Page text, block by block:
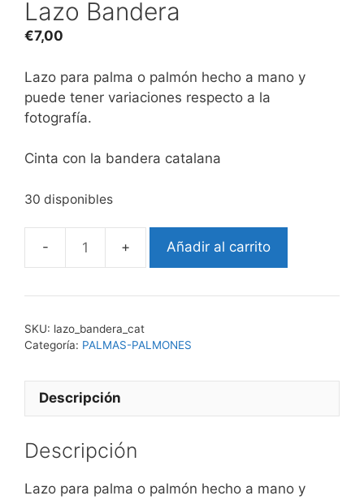
Lazo Bandera
€7,00
Lazo para palma o palmón hecho a mano y
puede tener variaciones respecto a la
fotografía.
Cinta con la bandera catalana
30 disponibles
Lazo
cantidad
Añadir al carrito
SKU: lazo_bandera_cat
Categoría: PALMAS-PALMONES
Descripción
Descripción
Lazo para palma o palmón hecho a mano y